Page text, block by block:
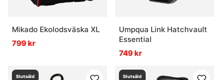
Mikado Ekolodsväska XL
799 kr
Umpqua Link Hatchvault
Essential
749 kr
Slutsåld Slutsåld